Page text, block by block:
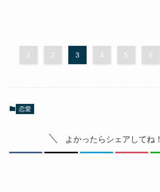
1 2 3 4 5 6
恋愛
よかったらシェアしてね！